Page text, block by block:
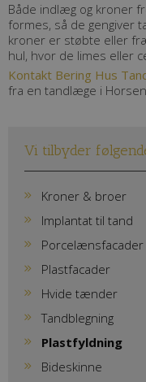
Både indlæg og kroner
formes, så de gengiver
kroner er støbte eller
hul, hvor de limes eller
Kontakt Bering Hus
fra en tandlæge i
Vi tilbyder
Kroner & broer
Implantat til tand
Porcelænsfacader
Plastfacader
Hvide tænder
Tandblegning
Plastfyldning
Bideskinne